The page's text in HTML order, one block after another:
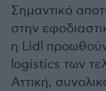
Σημαντικό
στην
η Lidl
logistics των
Αττική,